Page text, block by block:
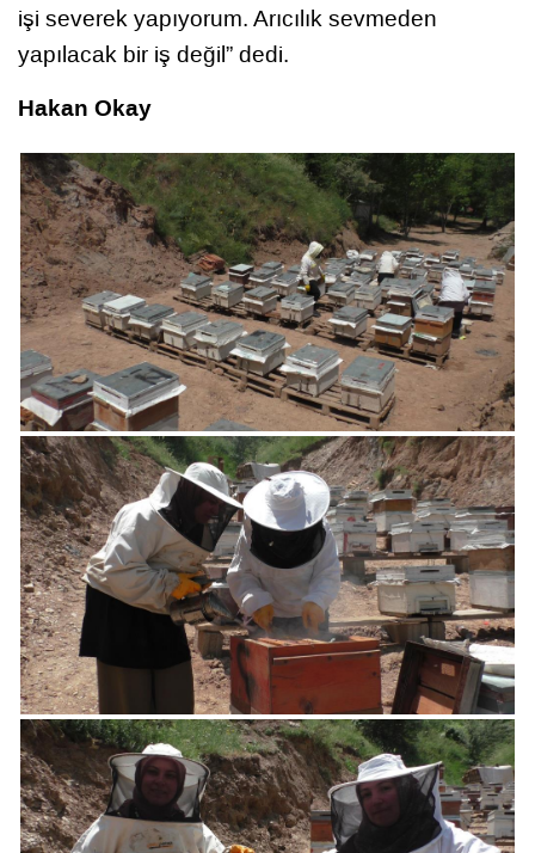
işi severek yapıyorum. Arıcılık sevmeden
yapılacak bir iş değil” dedi.
Hakan Okay